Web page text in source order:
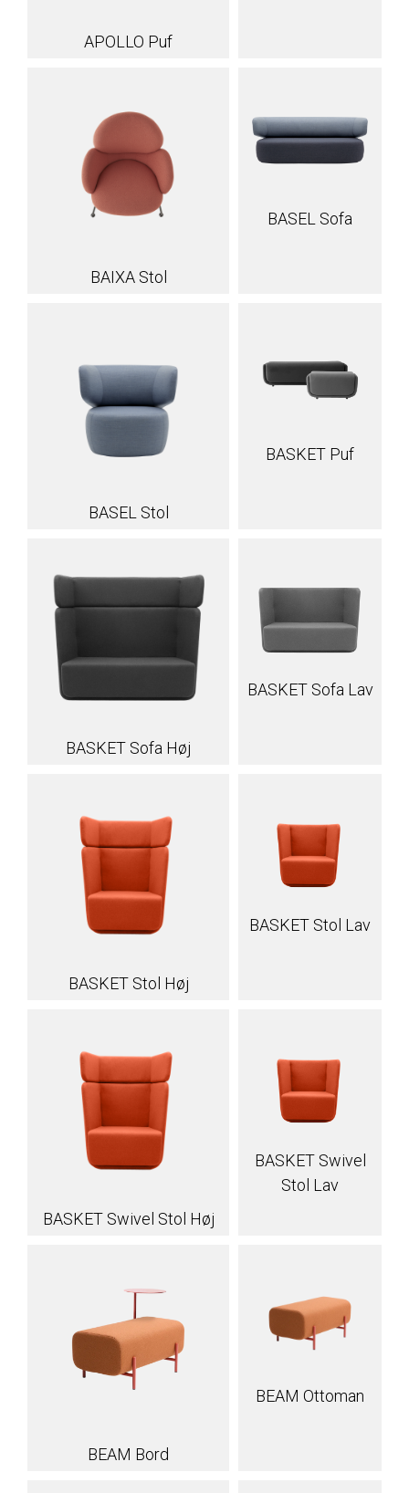
APOLLO Puf
BAIXA Stol
BASEL Sofa
BASEL Stol
BASKET Puf
BASKET Sofa Høj
BASKET Sofa Lav
BASKET Stol Høj
BASKET Stol Lav
BASKET Swivel Stol Høj
BASKET Swivel
Stol Lav
BEAM Bord
BEAM Ottoman